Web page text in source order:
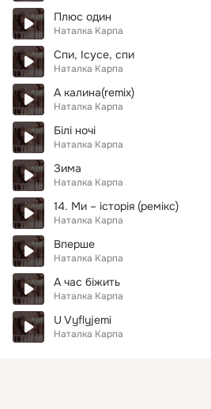
Плюс один
Наталка Карпа
Спи, Ісусе, спи
Наталка Карпа
А калина(remix)
Наталка Карпа
Білі ночі
Наталка Карпа
Зима
Наталка Карпа
14. Ми – історія (ремікс)
Наталка Карпа
Вперше
Наталка Карпа
А час біжить
Наталка Карпа
U Vyflyjemi
Наталка Карпа